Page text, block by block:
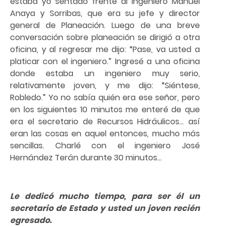
Anaya y Sorribas, que era su jefe y director
general de Planeación. Luego de una breve
conversación sobre planeación se dirigió a otra
oficina, y al regresar me dijo: “Pase, va usted a
platicar con el ingeniero.” Ingresé a una oficina
donde estaba un ingeniero muy serio,
relativamente joven, y me dijo: “Siéntese,
Robledo.” Yo no sabía quién era ese señor, pero
en los siguientes 10 minutos me enteré de que
era el secretario de Recursos Hidráulicos… así
eran las cosas en aquel entonces, mucho más
sencillas. Charlé con el ingeniero José
Hernández Terán durante 30 minutos…
Le dedicó mucho tiempo, para ser él un
secretario de Estado y usted un joven recién
egresado.